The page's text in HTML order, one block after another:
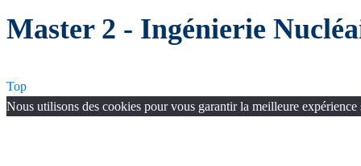
Master 2 - Ingénierie
Top
Nous utilisons des cookies pour vous garantir la meilleure expérience